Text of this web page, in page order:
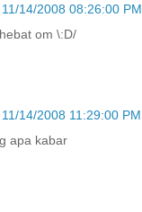
11/14/2008 08:26:00 PM
om \:D/
11/14/2008 11:29:00 PM
apa kabar